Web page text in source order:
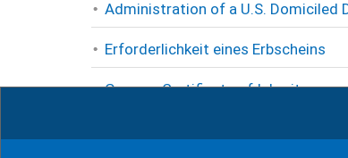
Administration of a U.S. Domiciled
Erforderlichkeit eines Erbscheins
German Certificate of Inheritance